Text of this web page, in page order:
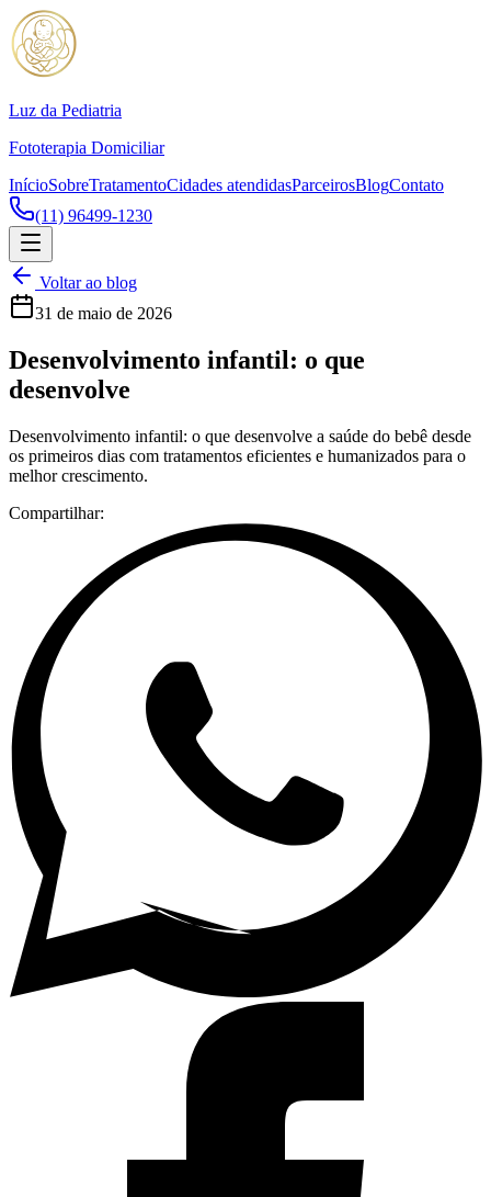
Luz da Pediatria
Fototerapia Domiciliar
InícioSobreTratamentoCidades atendidasParceirosBlogContato
(11) 96499-1230
Voltar ao blog
31 de maio de 2026
Desenvolvimento infantil: o que
desenvolve
Desenvolvimento infantil: o que desenvolve a saúde do bebê desde
os primeiros dias com tratamentos eficientes e humanizados para o
melhor crescimento.
Compartilhar: